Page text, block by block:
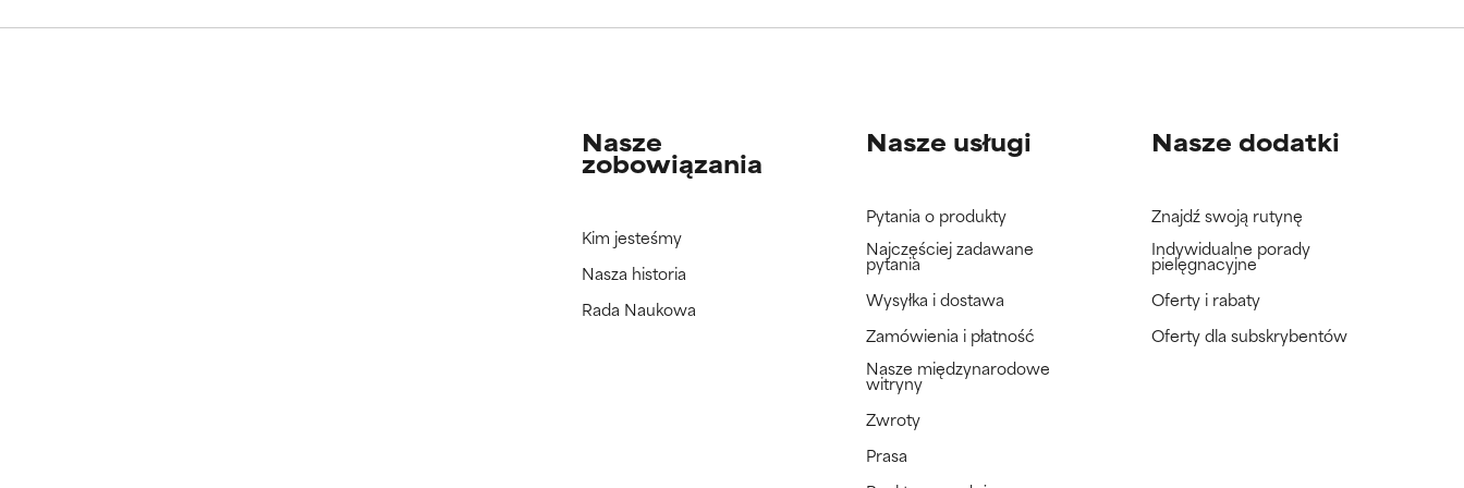
Nie oceniliśmy jeszcze tego składnika, ponieważ nie mieliśmy okazji przeanalizować badań na
Nie oceniliśmy jeszcze tego składnika, ponieważ nie mieliśmy okazji przeanalizować badań na
Nasze
zobowiązania
Kim jesteśmy
Nasza historia
Rada Naukowa
Nasze usługi
Pytania o produkty
Najczęściej zadawane
pytania
Wysyłka i dostawa
Zamówienia i płatność
Nasze międzynarodowe
witryny
Zwroty
Prasa
Nasze dodatki
Znajdź swoją rutynę
Indywidualne porady
pielęgnacyjne
Oferty i rabaty
Oferty dla subskrybentów